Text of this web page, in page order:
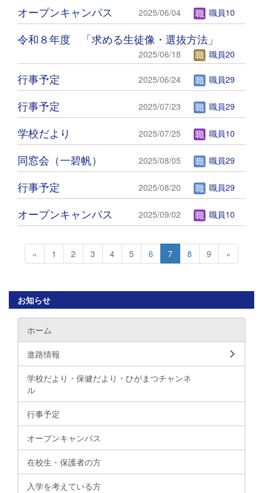
オープンキャンパス 2025/06/04 職員10
令和８年度 「求める生徒像・選抜方法」
2025/06/18 職員20
行事予定 2025/06/24 職員29
行事予定 2025/07/23 職員29
学校だより 2025/07/25 職員10
同窓会（一碧帆） 2025/08/05 職員29
行事予定 2025/08/20 職員29
オープンキャンパス 2025/09/02 職員10
« 1 2 3 4 5 6 7 8 9 »
お知らせ
ホーム
進路情報
学校だより・保健だより・ひがまつチャンネ
ル
行事予定
オープンキャンパス
在校生・保護者の方
入学を考えている方